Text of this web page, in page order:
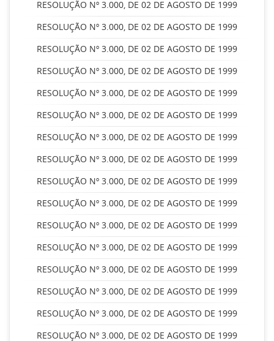
RESOLUÇÃO Nº 3.000, DE 02 DE AGOSTO DE 1999
RESOLUÇÃO Nº 3.000, DE 02 DE AGOSTO DE 1999
RESOLUÇÃO Nº 3.000, DE 02 DE AGOSTO DE 1999
RESOLUÇÃO Nº 3.000, DE 02 DE AGOSTO DE 1999
RESOLUÇÃO Nº 3.000, DE 02 DE AGOSTO DE 1999
RESOLUÇÃO Nº 3.000, DE 02 DE AGOSTO DE 1999
RESOLUÇÃO Nº 3.000, DE 02 DE AGOSTO DE 1999
RESOLUÇÃO Nº 3.000, DE 02 DE AGOSTO DE 1999
RESOLUÇÃO Nº 3.000, DE 02 DE AGOSTO DE 1999
RESOLUÇÃO Nº 3.000, DE 02 DE AGOSTO DE 1999
RESOLUÇÃO Nº 3.000, DE 02 DE AGOSTO DE 1999
RESOLUÇÃO Nº 3.000, DE 02 DE AGOSTO DE 1999
RESOLUÇÃO Nº 3.000, DE 02 DE AGOSTO DE 1999
RESOLUÇÃO Nº 3.000, DE 02 DE AGOSTO DE 1999
RESOLUÇÃO Nº 3.000, DE 02 DE AGOSTO DE 1999
RESOLUÇÃO Nº 3.000, DE 02 DE AGOSTO DE 1999